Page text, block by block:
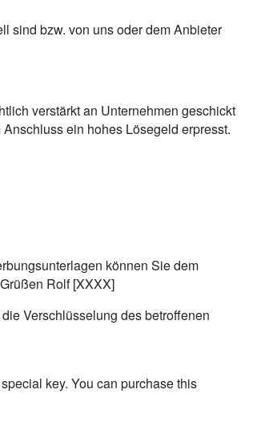
sind bzw. von uns oder dem Anbieter
verstärkt an Unternehmen geschickt
ein hohes Lösegeld erpresst.
können Sie dem
Rolf [XXXX]
Verschlüsselung des betroffenen
key. You can purchase this